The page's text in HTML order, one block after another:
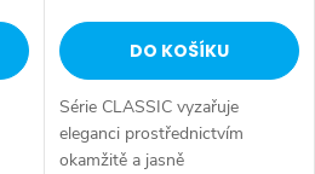
DO KOŠÍKU
Série CLASSIC vyzařuje
eleganci prostřednictvím
okamžitě a jasně